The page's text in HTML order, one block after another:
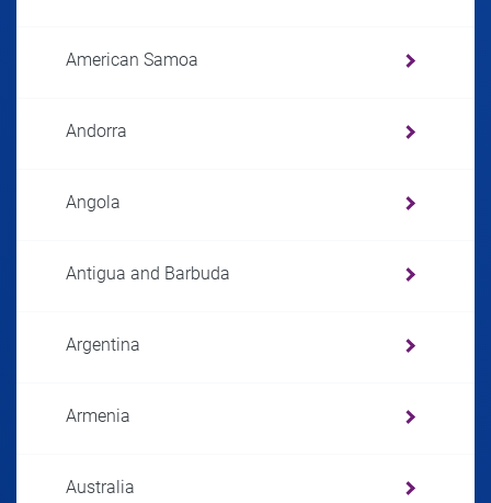
American Samoa
Andorra
Angola
Antigua and Barbuda
Argentina
Armenia
Australia